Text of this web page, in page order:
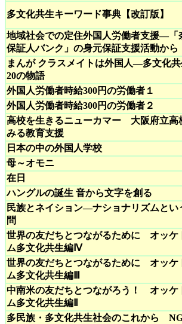
多文化共生キーワード事典【改訂版】
地域社会での定住外国人労働者支援―「
保証人バンク」の身元保証支援活動から
まんが クラスメイトは外国人―多文化共
20の物語
外国人労働者時給300円の労働者１
外国人労働者時給300円の労働者２
高校を生きるニューカマー 大阪府立高
みる教育支援
日本の中の外国人学校
母～オモニ
在日
ハングルの誕生 音から文字を創る
民族とネイション―ナショナリズムとい
問
世界の友だちとつながるために オッケ
ム多文化共生編Ⅳ
世界の友だちとつながるために オッケ
ム多文化共生編Ⅲ
中南米の友だちとつながろう！ オッケ
ム多文化共生編Ⅱ
多民族・多文化共生社会のこれから